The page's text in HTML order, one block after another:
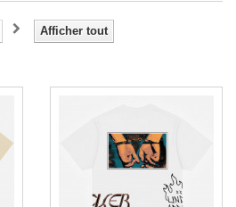
Afficher tout